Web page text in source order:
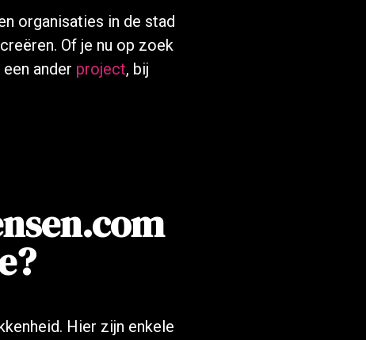
organisaties in de stad
Of je nu op zoek
ander project, bij
Hier zijn enkele